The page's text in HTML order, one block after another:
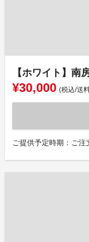
【ホワイト】南
¥30,000 (税込/送
ご提供予定時期：ご注